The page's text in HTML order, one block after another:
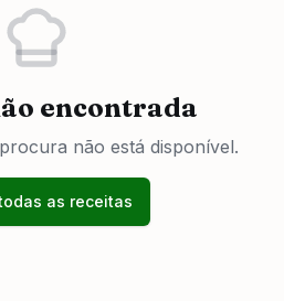
encontrada
não está disponível.
as receitas